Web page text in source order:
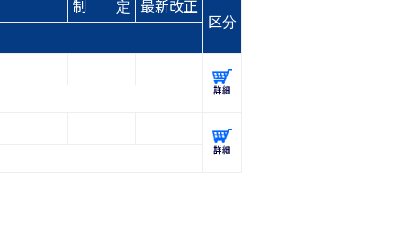
制 定
最新改正
区分